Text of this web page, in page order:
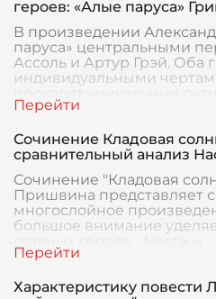
героев: «Алые паруса»
В произведении
паруса» центральными
Ассоль и Артур Грэй. Оба
индивидуальными
Сочинение Кладовая
сравнительный анализ
Сочинение "Кладовая
Пришвина представляет
многослойное
большое внимание
главных героев - Насти и
Характеристику повести